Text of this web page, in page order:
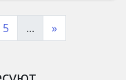
5 ... »